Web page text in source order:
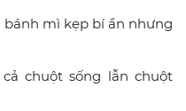
mì kẹp bí ẩn nhưng
chuột sống lẫn chuột